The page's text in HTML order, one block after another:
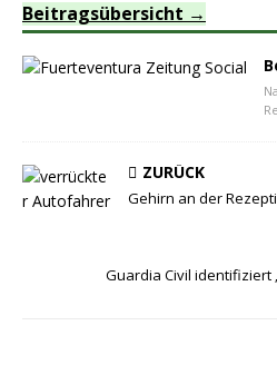
Beitragsübersicht
ZURÜCK
Gehirn an der
Guardia Civil identifiziert